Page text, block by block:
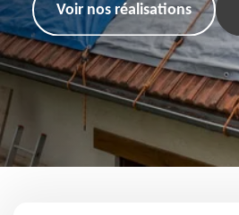
Voir nos réalisations